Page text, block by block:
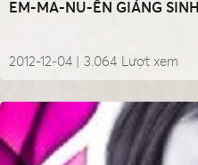
EM-MA-NU-ÊN GIÁNG SINH
2012-12-04 | Lượt xem
3.064